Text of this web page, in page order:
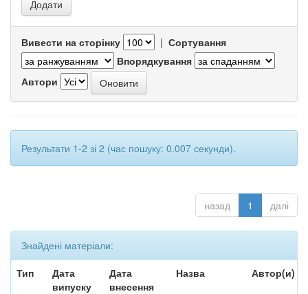
Вивести на сторінку | Сортування
Впорядкування
Автори
Результати 1-2 зі 2 (час пошуку: 0.007 секунди).
назад 1 далі
Знайдені матеріали:
Тип
Дата
випуску
Дата
внесення
Назва Автор(и)